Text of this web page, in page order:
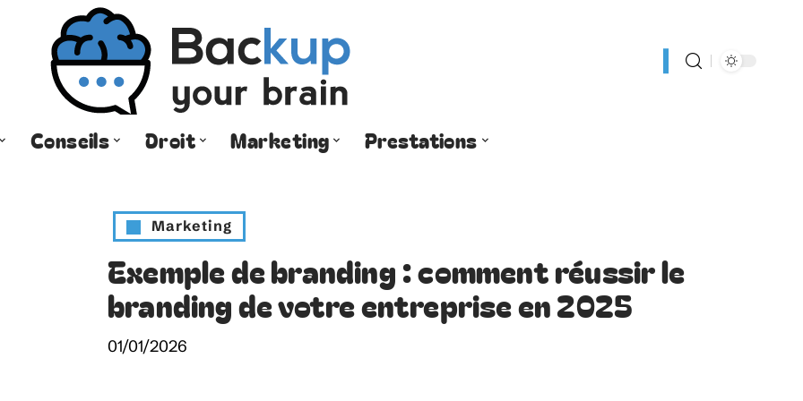
Conseils Droit Marketing Prestations
Marketing
Exemple de branding : comment réussir le
branding de votre entreprise en 2025
01/01/2026